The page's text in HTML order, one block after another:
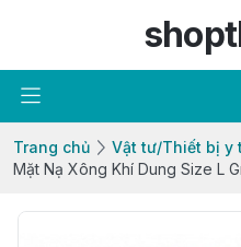
Trang chủ
Vật tư/Thiết bị y
Mặt Nạ Xông Khí Dung Size L